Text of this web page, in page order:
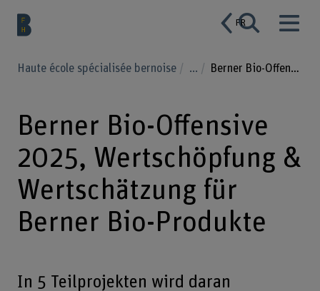
FR
Haute école spécialisée bernoise ... Berner Bio-Offensive 2025, Wertschöpfung & Wertschätzung für Berner Bio-Produkte
Berner Bio-Offensive
2025, Wertschöpfung &
Wertschätzung für
Berner Bio-Produkte
In 5 Teilprojekten wird daran